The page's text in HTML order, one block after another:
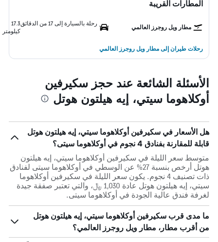
المطارات القريبة
مطار ويل روجرز العالمي
رحلة بالسيارة إلى 17 من الدقائق
17.3
كيلومتر
رحلات طيران إلى مطار ويل روجرز العالمي
الأسئلة الشائعة عند حجز سكيرفين
أوكلاهوما سيتي، إيه هيلتون هوتل
هل الأسعار في سكيرفين أوكلاهوما سيتي، إيه هيلتون هوتل
قابلة للمقارنة بفنادق 4 نجوم في أوكلاهوما سيتى؟
متوسط سعر الليلة في سكيرفين أوكلاهوما سيتي، إيه هيلتون
هوتل أرخص بنسبة 27% عن الوسطي في أوكلاهوما سيتى لفنادق
ذات تصنيف 4 نجوم. يكون سعر الليلة في سكيرفين أوكلاهوما
سيتي، إيه هيلتون هوتل عادة 1,030 ﷼، والتي تعتبر صفقة جيدة
لغرفة فندق عالية الجودة في أوكلاهوما سيتى.
ما مدى قرب سكيرفين أوكلاهوما سيتي، إيه هيلتون هوتل
من أقرب مطار، مطار ويل روجرز العالمي؟